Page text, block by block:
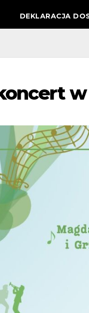
DEKLARACJA